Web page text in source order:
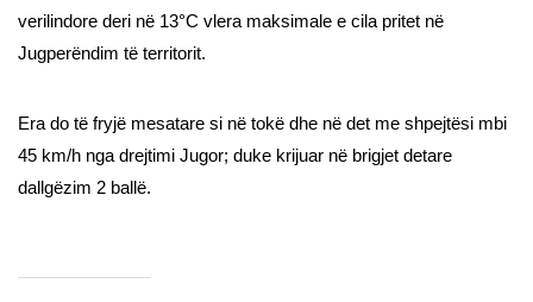
verilindore deri në 13°C vlera maksimale e cila pritet në
Jugperëndim të territorit.
Era do të fryjë mesatare si në tokë dhe në det me shpejtësi mbi
45 km/h nga drejtimi Jugor; duke krijuar në brigjet detare
dallgëzim 2 ballë.